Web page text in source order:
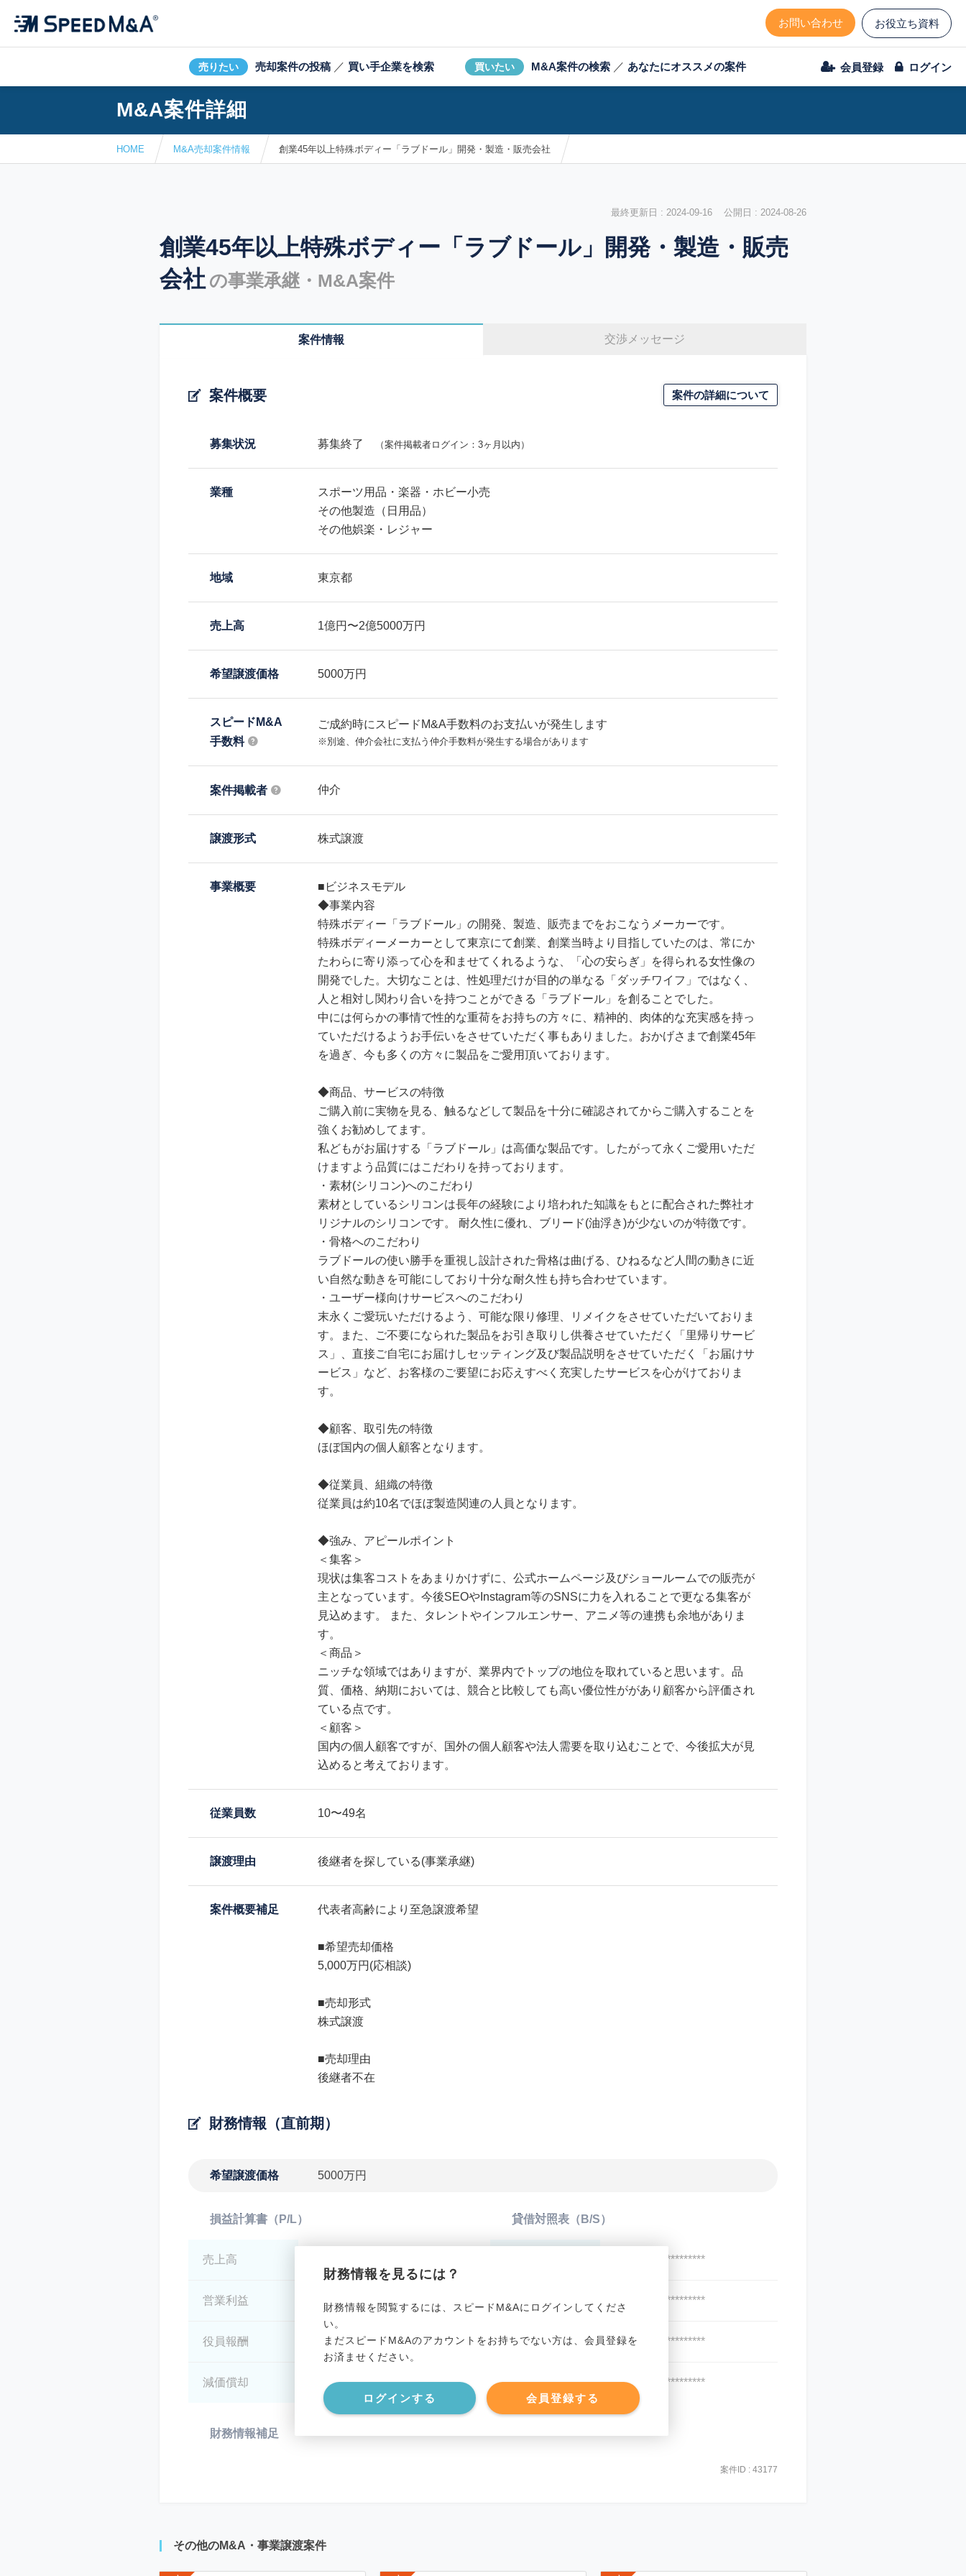
お問い合わせ お役立ち資料
売りたい 売却案件の投稿 ／ 買い手企業を検索 買いたい M&A案件の検索 ／ あなたにオススメの案件 会員登録 ログイン
M&A案件詳細
HOME M&A売却案件情報 創業45年以上特殊ボディー「ラブドール」開発・製造・販売会社
最終更新日 : 2024-09-16 公開日 : 2024-08-26
創業45年以上特殊ボディー「ラブドール」開発・製造・販売
会社 の事業承継・M&A案件
案件情報 交渉メッセージ
案件概要 案件の詳細について
募集状況 募集終了 （案件掲載者ログイン：3ヶ月以内）
業種
スポーツ用品・楽器・ホビー小売
その他製造（日用品）
その他娯楽・レジャー
地域 東京都
売上高 1億円〜2億5000万円
希望譲渡価格 5000万円
スピードM&A
手数料
ご成約時にスピードM&A手数料のお支払いが発生します
※別途、仲介会社に支払う仲介手数料が発生する場合があります
案件掲載者 仲介
譲渡形式 株式譲渡
事業概要
■ビジネスモデル
◆事業内容
特殊ボディー「ラブドール」の開発、製造、販売までをおこなうメーカーです。
特殊ボディーメーカーとして東京にて創業、創業当時より目指していたのは、常にか
たわらに寄り添って心を和ませてくれるような、「心の安らぎ」を得られる女性像の
開発でした。大切なことは、性処理だけが目的の単なる「ダッチワイフ」ではなく、
人と相対し関わり合いを持つことができる「ラブドール」を創ることでした。
中には何らかの事情で性的な重荷をお持ちの方々に、精神的、肉体的な充実感を持っ
ていただけるようお手伝いをさせていただく事もありました。おかげさまで創業45年
を過ぎ、今も多くの方々に製品をご愛用頂いております。
◆商品、サービスの特徴
ご購入前に実物を見る、触るなどして製品を十分に確認されてからご購入することを
強くお勧めしてます。
私どもがお届けする「ラブドール」は高価な製品です。したがって永くご愛用いただ
けますよう品質にはこだわりを持っております。
・素材(シリコン)へのこだわり
素材としているシリコンは長年の経験により培われた知識をもとに配合された弊社オ
リジナルのシリコンです。 耐久性に優れ、ブリード(油浮き)が少ないのが特徴です。
・骨格へのこだわり
ラブドールの使い勝手を重視し設計された骨格は曲げる、ひねるなど人間の動きに近
い自然な動きを可能にしており十分な耐久性も持ち合わせています。
・ユーザー様向けサービスへのこだわり
末永くご愛玩いただけるよう、可能な限り修理、リメイクをさせていただいておりま
す。また、ご不要になられた製品をお引き取りし供養させていただく「里帰りサービ
ス」、直接ご自宅にお届けしセッティング及び製品説明をさせていただく「お届けサ
ービス」など、お客様のご要望にお応えすべく充実したサービスを心がけておりま
す。
◆顧客、取引先の特徴
ほぼ国内の個人顧客となります。
◆従業員、組織の特徴
従業員は約10名でほぼ製造関連の人員となります。
◆強み、アピールポイント
＜集客＞
現状は集客コストをあまりかけずに、公式ホームページ及びショールームでの販売が
主となっています。今後SEOやInstagram等のSNSに力を入れることで更なる集客が
見込めます。 また、タレントやインフルエンサー、アニメ等の連携も余地がありま
す。
＜商品＞
ニッチな領域ではありますが、業界内でトップの地位を取れていると思います。品
質、価格、納期においては、競合と比較しても高い優位性ががあり顧客から評価され
ている点です。
＜顧客＞
国内の個人顧客ですが、国外の個人顧客や法人需要を取り込むことで、今後拡大が見
込めると考えております。
従業員数 10〜49名
譲渡理由 後継者を探している(事業承継)
案件概要補足 代表者高齢により至急譲渡希望
■希望売却価格
5,000万円(応相談)
■売却形式
株式譲渡
■売却理由
後継者不在
財務情報（直前期）
希望譲渡価格 5000万円
財務情報を見るには？
財務情報を閲覧するには、スピードM&Aにログインしてくださ
い。
まだスピードM&Aのアカウントをお持ちでない方は、会員登録を
お済ませください。
ログインする 会員登録する
損益計算書（P/L）
売上高
営業利益 ********************
役員報酬 ********************
減価償却 ********************
貸借対照表（B/S）
********************
有利子負債 ********************
純資産 ********************
現預金 ********************
財務情報補足 ********************
案件ID : 43177
その他のM&A・事業譲渡案件